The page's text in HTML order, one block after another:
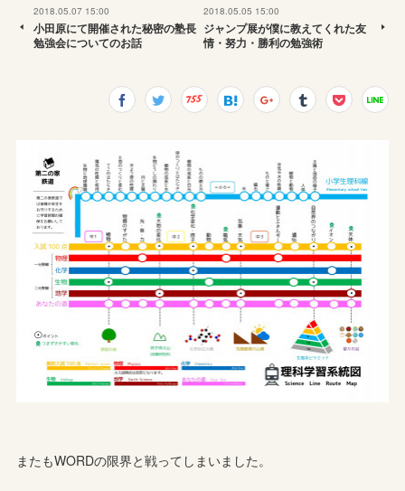
2018.05.07 15:00
小田原にて開催された秘密の塾長
勉強会についてのお話
2018.05.05 15:00
ジャンプ展が僕に教えてくれた友
情・努力・勝利の勉強術
またもWORDの限界と戦ってしまいました。